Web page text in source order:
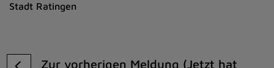
Stadt Ratingen
Zur vorherigen Meldung (Jetzt hat